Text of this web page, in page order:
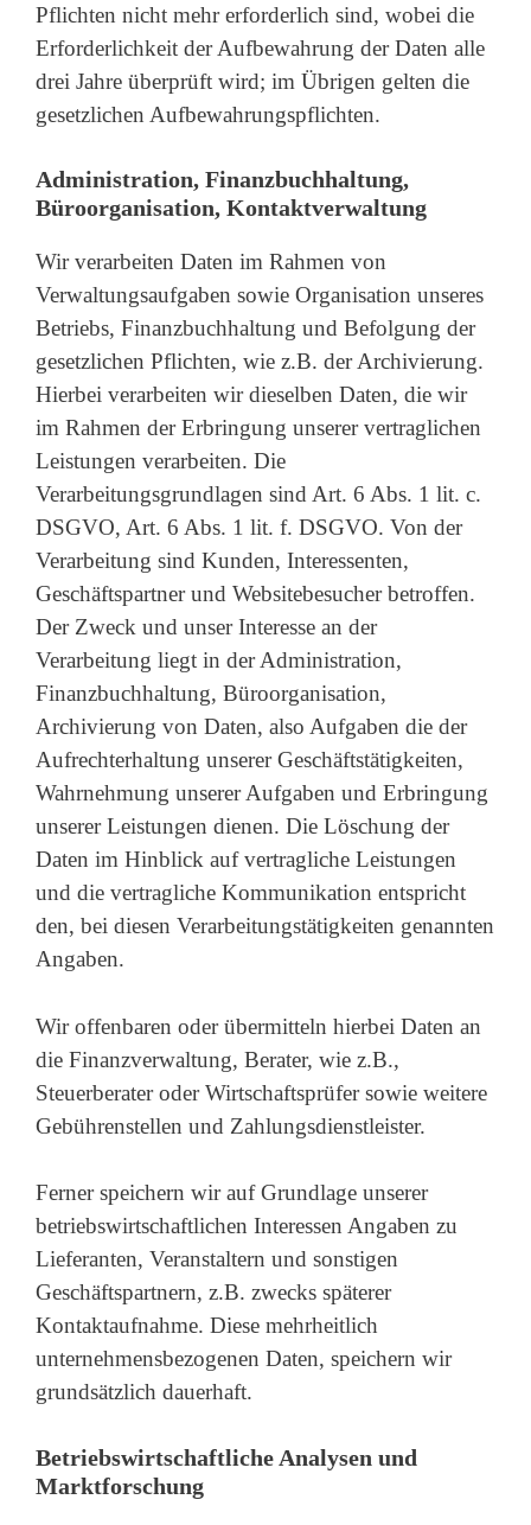
Pflichten nicht mehr erforderlich sind, wobei die
Erforderlichkeit der Aufbewahrung der Daten alle
drei Jahre überprüft wird; im Übrigen gelten die
gesetzlichen Aufbewahrungspflichten.
Administration, Finanzbuchhaltung,
Büroorganisation, Kontaktverwaltung
Wir verarbeiten Daten im Rahmen von
Verwaltungsaufgaben sowie Organisation unseres
Betriebs, Finanzbuchhaltung und Befolgung der
gesetzlichen Pflichten, wie z.B. der Archivierung.
Hierbei verarbeiten wir dieselben Daten, die wir
im Rahmen der Erbringung unserer vertraglichen
Leistungen verarbeiten. Die
Verarbeitungsgrundlagen sind Art. 6 Abs. 1 lit. c.
DSGVO, Art. 6 Abs. 1 lit. f. DSGVO. Von der
Verarbeitung sind Kunden, Interessenten,
Geschäftspartner und Websitebesucher betroffen.
Der Zweck und unser Interesse an der
Verarbeitung liegt in der Administration,
Finanzbuchhaltung, Büroorganisation,
Archivierung von Daten, also Aufgaben die der
Aufrechterhaltung unserer Geschäftstätigkeiten,
Wahrnehmung unserer Aufgaben und Erbringung
unserer Leistungen dienen. Die Löschung der
Daten im Hinblick auf vertragliche Leistungen
und die vertragliche Kommunikation entspricht
den, bei diesen Verarbeitungstätigkeiten genannten
Angaben.
Wir offenbaren oder übermitteln hierbei Daten an
die Finanzverwaltung, Berater, wie z.B.,
Steuerberater oder Wirtschaftsprüfer sowie weitere
Gebührenstellen und Zahlungsdienstleister.
Ferner speichern wir auf Grundlage unserer
betriebswirtschaftlichen Interessen Angaben zu
Lieferanten, Veranstaltern und sonstigen
Geschäftspartnern, z.B. zwecks späterer
Kontaktaufnahme. Diese mehrheitlich
unternehmensbezogenen Daten, speichern wir
grundsätzlich dauerhaft.
Betriebswirtschaftliche Analysen und
Marktforschung